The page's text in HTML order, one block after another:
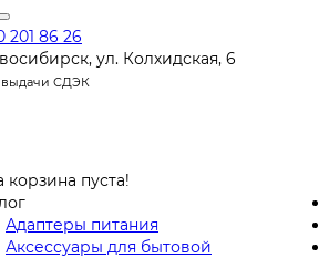
201 86 26
ул. Колхидская, 6
выдачи СДЭК
корзина пуста!
Адаптеры питания
Аксессуары для бытовой